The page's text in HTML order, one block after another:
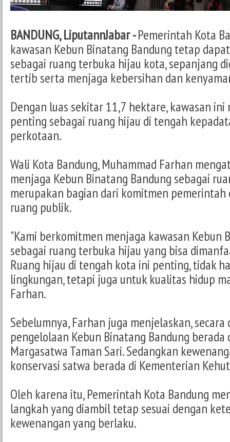
BANDUNG, LiputannJabar -Pemerintah Kota
kawasan Kebun Binatang Bandung tetap
sebagai ruang terbuka hijau kota, sepanjang
tertib serta menjaga kebersihan dan
Dengan luas sekitar 11,7 hektare, kawasan
penting sebagai ruang hijau di tengah
perkotaan.
Wali Kota Bandung, Muhammad Farhan
menjaga Kebun Binatang Bandung sebagai
merupakan bagian dari komitmen
ruang publik.
"Kami berkomitmen menjaga kawasan Kebun
sebagai ruang terbuka hijau yang bisa
Ruang hijau di tengah kota ini penting, tidak
lingkungan, tetapi juga untuk kualitas hidup
Farhan.
Sebelumnya, Farhan juga menjelaskan, secara
pengelolaan Kebun Binatang Bandung berada
Margasatwa Taman Sari. Sedangkan
konservasi satwa berada di Kementerian
Oleh karena itu, Pemerintah Kota Bandung
langkah yang diambil tetap sesuai dengan
kewenangan yang berlaku.